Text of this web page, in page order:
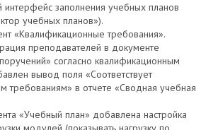
интерфейс заполнения учебных планов
учебных планов»).
«Квалификационные требования».
преподавателей в документе
согласно квалификационным
вывод поля «Соответствует
требованиям» в отчете «Сводная учебная
«Учебный план» добавлена настройка